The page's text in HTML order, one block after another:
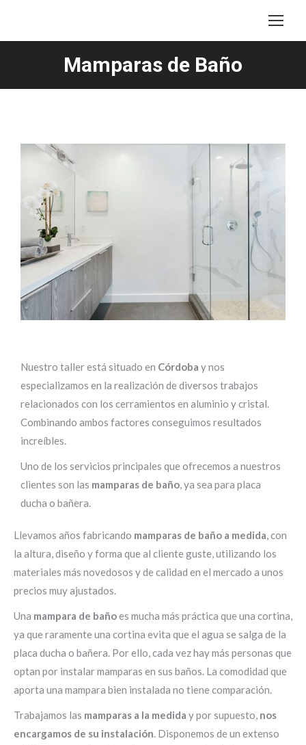
Mamparas de Baño
Nuestro taller está situado en Córdoba y nos
especializamos en la realización de diversos trabajos
relacionados con los cerramientos en aluminio y cristal.
Combinando ambos factores conseguimos resultados
increíbles.
Uno de los servicios principales que ofrecemos a nuestros
clientes son las mamparas de baño, ya sea para placa
ducha o bañera.
Llevamos años fabricando mamparas de baño a medida, con
la altura, diseño y forma que al cliente guste, utilizando los
materiales más novedosos y de calidad en el mercado a unos
precios muy ajustados.
Una mampara de bañoes mucha más práctica que una cortina,
ya que raramente una cortina evita que el agua se salga de la
placa ducha o bañera. Por ello, cada vez hay más personas que
optan por instalar mamparas en sus baños. La comodidad que
aporta una mampara bien instalada no tiene comparación.
Trabajamos las mamparas a la medida y por supuesto, nos
encargamos de su instalación. Disponemos de un extenso